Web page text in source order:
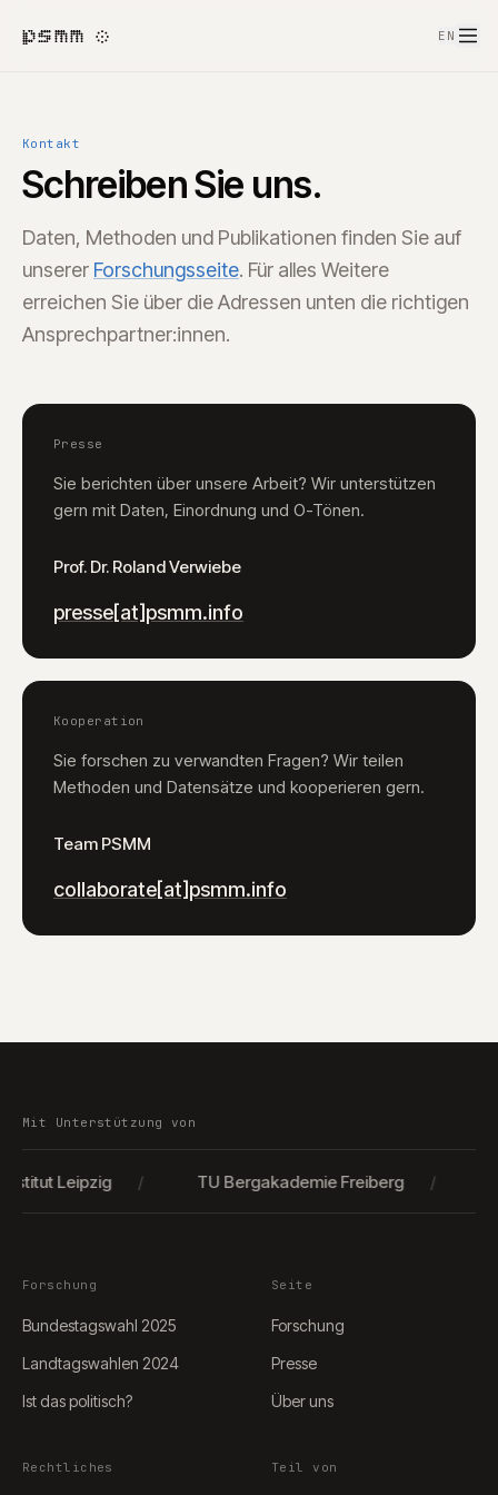
psmm EN
Kontakt
Schreiben Sie uns.
Daten, Methoden und Publikationen finden Sie auf
unserer Forschungsseite. Für alles Weitere
erreichen Sie über die Adressen unten die richtigen
Ansprechpartner:innen.
Presse
Sie berichten über unsere Arbeit? Wir unterstützen
gern mit Daten, Einordnung und O-Tönen.
Prof. Dr. Roland Verwiebe
presse[at]psmm.info
Kooperation
Sie forschen zu verwandten Fragen? Wir teilen
Methoden und Datensätze und kooperieren gern.
Team PSMM
collaborate[at]psmm.info
Mit Unterstützung von
Leipzig TU Bergakademie Freiberg
Forschung
Bundestagswahl 2025
Landtagswahlen 2024
Ist das politisch?
Seite
Forschung
Presse
Über uns
Rechtliches Teil von